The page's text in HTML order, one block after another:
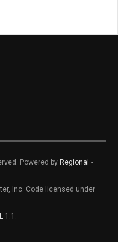
Powered by Regional -
Inc. Code licensed under
1.1 .